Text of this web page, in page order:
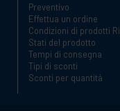
Preventivo
Effettua un ordine
Condizioni di prodotti
Stati del prodotto
Tempi di consegna
Tipi di sconti
Sconti per quantità